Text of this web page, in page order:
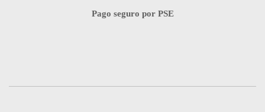
Pago seguro por PSE